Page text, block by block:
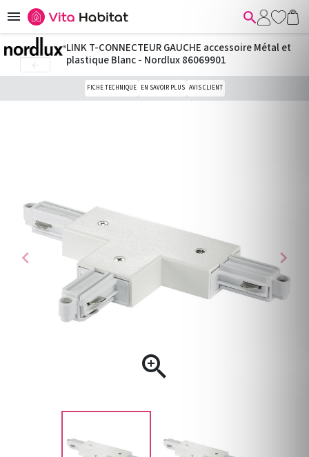
 
chevron_left

chevron_right
LINK T-CONNECTEUR GAUCHE accessoire Métal et
plastique Blanc - Nordlux 86069901
FICHE TECHNIQUE EN SAVOIR PLUS AVIS CLIENT